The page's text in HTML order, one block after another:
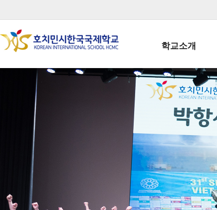
학교소개
학교장인사말
학생회장인사말
학교상징
학교 CI
교직원현황
학생현황
위치/전화
전경사진